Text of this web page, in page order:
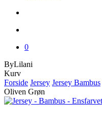
0
ByLilani
KurvClose
Cart
Forside Jersey Jersey Bambus
Oliven Grøn